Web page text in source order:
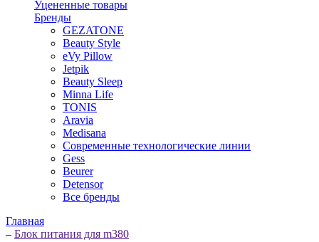
Уцененные товары
Бренды
GEZATONE
Beauty Style
eVy Pillow
Jetpik
Beauty Sleep
Minna Life
TONIS
Aravia
Medisana
Современные технологические линии
Gess
Beurer
Detensor
Все бренды
Главная
– Блок питания для m380